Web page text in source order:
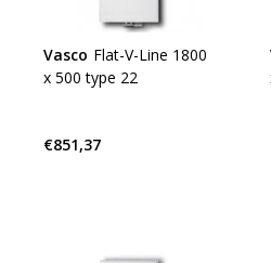
Vasco Flat-V-Line 1800
x 500 type 22
€851,37